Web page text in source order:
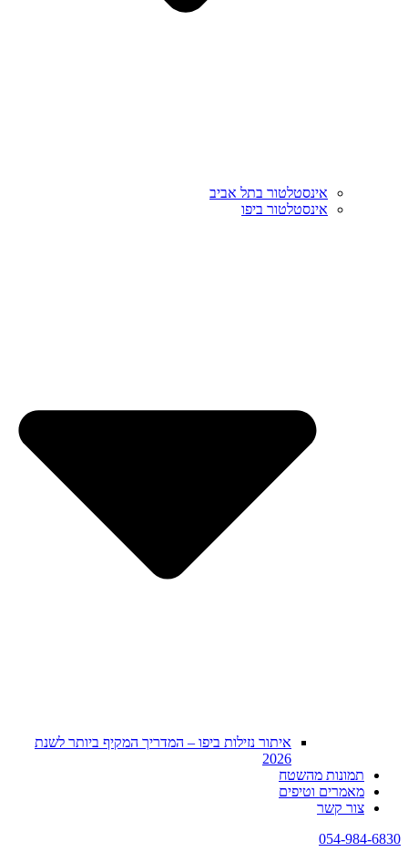
אינסטלטור בתל אביב
אינסטלטור ביפו
איתור נזילות ביפו – המדריך המקיף ביותר לשנת
2026
תמונות מהשטח
מאמרים וטיפים
צור קשר
054-984-6830